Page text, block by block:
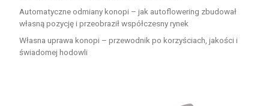
Automatyczne odmiany konopi – jak autoflowering zbudował
własną pozycję i przeobraził współczesny rynek
Własna uprawa konopi – przewodnik po korzyściach, jakości i
świadomej hodowli